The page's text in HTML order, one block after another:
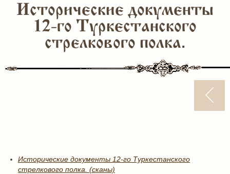
Исторические документы
12-го Туркестанского
стрелкового полка.
Исторические документы 12-го Туркестанского
стрелкового полка. (сканы)